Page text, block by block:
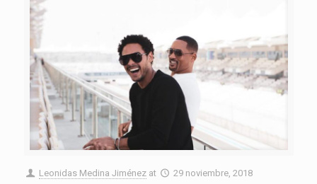
Leonidas Medina Jiménez at 29 noviembre, 2018